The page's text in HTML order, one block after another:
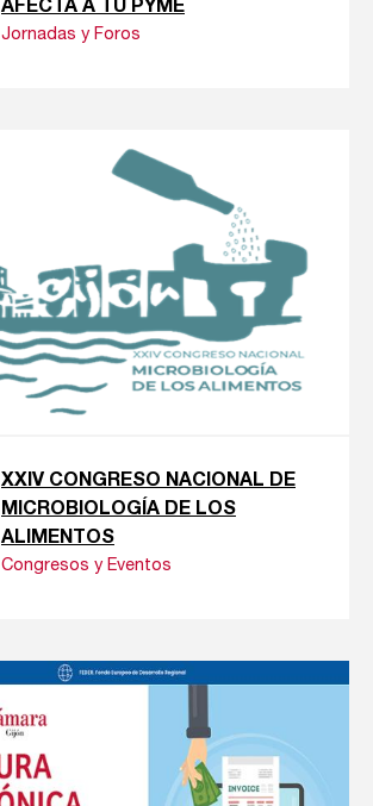
AFECTA A TU PYME
Jornadas y Foros
XXIV CONGRESO NACIONAL DE
MICROBIOLOGÍA DE LOS
ALIMENTOS
Congresos y Eventos